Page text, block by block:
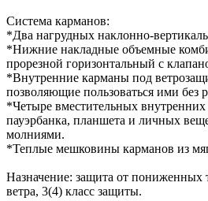
Система карманов:
*Два нагрудных наклонно-
*Нижние накладные объемные
прорезной горизонтальный с
*Внутренние карманы под
позволяющие пользоваться ими без
*Четыре вместительных
пауэрбанка, планшета и личных
молниями.
*Теплые мешковины карманов из
Назначение: защита от пониженных
ветра, 3(4) класс защиты.